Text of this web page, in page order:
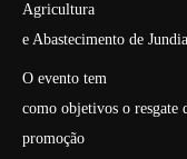
Agricultura
e Abastecimento de
O evento tem
como objetivos o resgate
promoção